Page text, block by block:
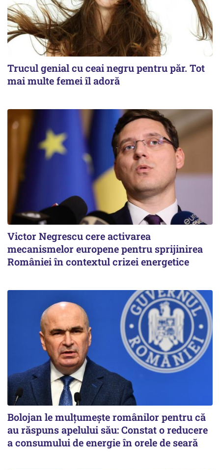
Trucul genial cu ceai negru pentru păr. Tot
mai multe femei îl adoră
Victor Negrescu cere activarea
mecanismelor europene pentru sprijinirea
României în contextul crizei energetice
Bolojan le mulțumește românilor pentru că
au răspuns apelului său: Constat o reducere
a consumului de energie în orele de seară